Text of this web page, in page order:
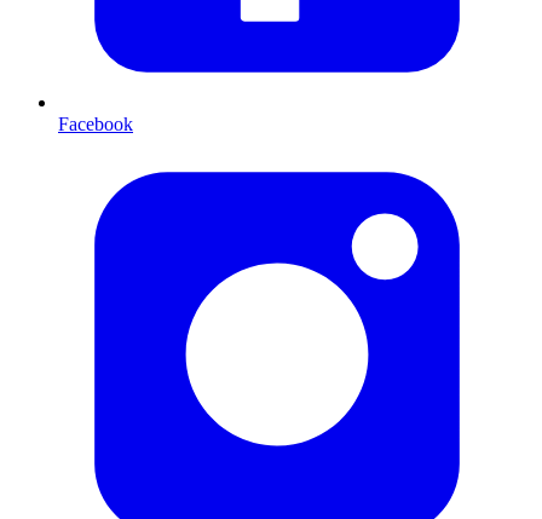
Facebook